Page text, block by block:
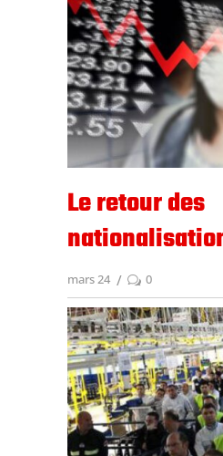
Le retour des
mars 24 0